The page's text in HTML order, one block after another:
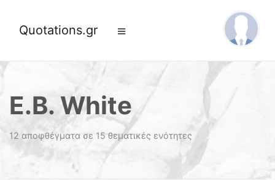
Quotations.gr
E.B. White
12 αποφθέγματα σε 15 θεματικές ενότητες